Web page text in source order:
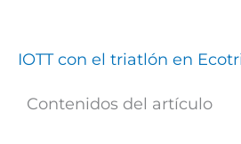
IOTT con el triatlón en
Contenidos del artículo